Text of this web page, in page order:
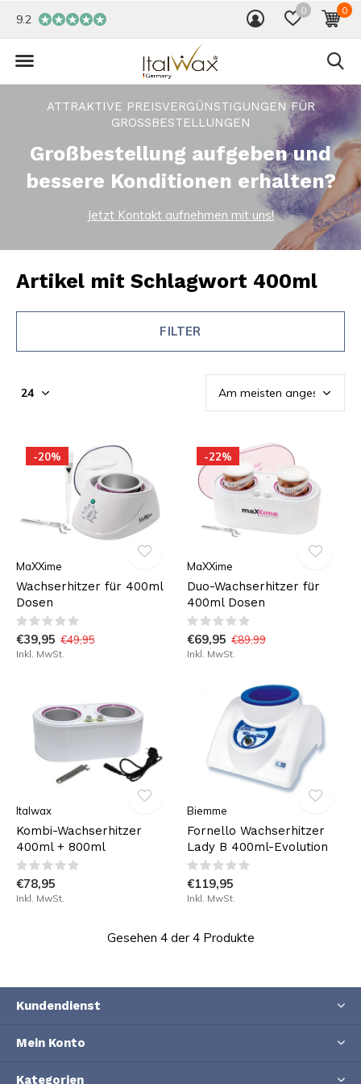
0 0
9.2
ATTRAKTIVE PREISVERGÜNSTIGUNGEN FÜR
GROSSBESTELLUNGEN
Großbestellung aufgeben und
bessere Konditionen erhalten?
Jetzt Kontakt aufnehmen mit uns!
Artikel mit Schlagwort 400ml
FILTER
-20%
MaXXime
Wachserhitzer für 400ml
Dosen
€39,95 €49,95
Inkl. MwSt.
-22%
MaXXime
Duo-Wachserhitzer für
400ml Dosen
€69,95 €89,99
Inkl. MwSt.
Italwax
Kombi-Wachserhitzer
400ml + 800ml
€78,95
Inkl. MwSt.
Biemme
Fornello Wachserhitzer
Lady B 400ml-Evolution
€119,95
Inkl. MwSt.
Gesehen 4 der 4 Produkte
Kundendienst
Mein Konto
Kategorien